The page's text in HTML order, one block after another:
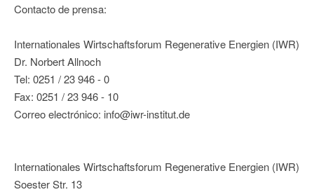
Contacto de prensa:
Internationales Wirtschaftsforum Regenerative Energien (IWR)
Dr. Norbert Allnoch
Tel: 0251 / 23 946 - 0
Fax: 0251 / 23 946 - 10
Correo electrónico: info@iwr-institut.de
Internationales Wirtschaftsforum Regenerative Energien (IWR)
Soester Str. 13